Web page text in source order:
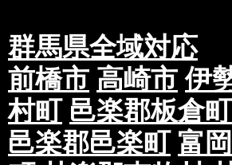
群馬県全域対応
前橋市 高崎市 伊
村町 邑楽郡板倉町
邑楽郡邑楽町 富